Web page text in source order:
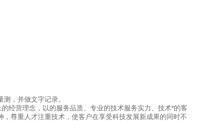
，并做文字记录。
经营理念，以的服务品质、专业的技术服务实力、技术*的客
尊重人才注重技术，使客户在享受科技发展新成果的同时不